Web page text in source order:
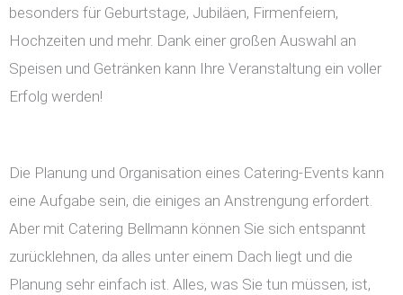
besonders für Geburtstage, Jubiläen, Firmenfeiern,
Hochzeiten und mehr. Dank einer großen Auswahl an
Speisen und Getränken kann Ihre Veranstaltung ein voller
Erfolg werden!
Die Planung und Organisation eines Catering-Events kann
eine Aufgabe sein, die einiges an Anstrengung erfordert.
Aber mit Catering Bellmann können Sie sich entspannt
zurücklehnen, da alles unter einem Dach liegt und die
Planung sehr einfach ist. Alles, was Sie tun müssen, ist,